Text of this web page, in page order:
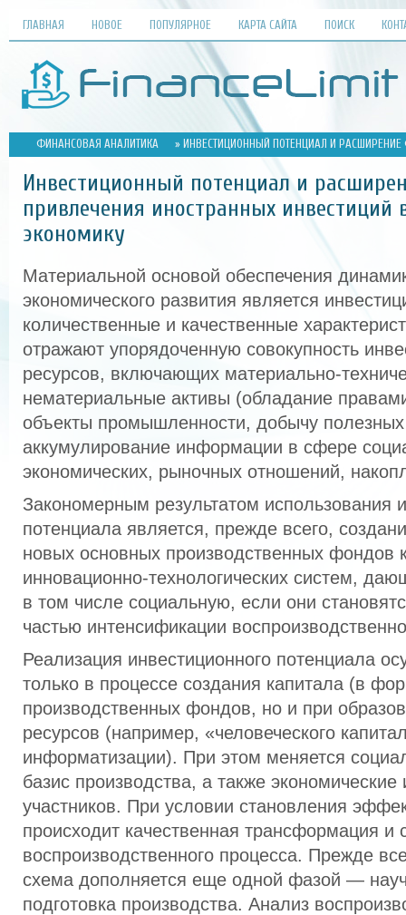
ГЛАВНАЯ НОВОЕ ПОПУЛЯРНОЕ КАРТА САЙТА ПОИСК
ФИНАНСОВАЯ АНАЛИТИКА » ИНВЕСТИЦИОННЫЙ ПОТЕНЦИАЛ И
Инвестиционный потенциал и
привлечения иностранных инвестиций
экономику
Материальной основой обеспечения
экономического развития является
количественные и качественные
отражают упорядоченную совокупность
ресурсов, включающих материально-
нематериальные активы (обладание
объекты промышленности, добычу
аккумулирование информации в сфере
экономических, рыночных отношений,
Закономерным результатом использования
потенциала является, прежде всего,
новых основных производственных фондов
инновационно-технологических систем,
в том числе социальную, если они
частью интенсификации
Реализация инвестиционного потенциала
только в процессе создания капитала (в
производственных фондов, но и при
ресурсов (например, «человеческого
информатизации). При этом меняется
базис производства, а также экономические
участников. При условии становления
происходит качественная трансформация и
воспроизводственного процесса. Прежде
схема дополняется еще одной фазой —
подготовка производства. Анализ